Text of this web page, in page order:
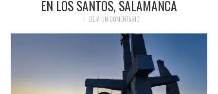
EN LOS SANTOS, SALAMANCA
DEJA UN COMENTARIO